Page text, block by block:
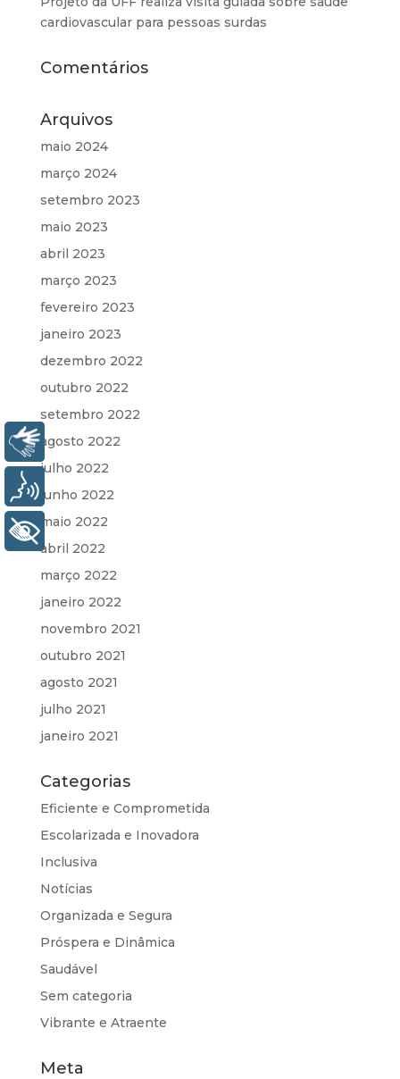
cardiovascular para pessoas surdas
Comentários
Arquivos
maio 2024
março 2024
setembro 2023
maio 2023
abril 2023
março 2023
fevereiro 2023
janeiro 2023
dezembro 2022
outubro 2022
setembro 2022
agosto 2022
julho 2022
junho 2022
maio 2022
abril 2022
março 2022
janeiro 2022
novembro 2021
outubro 2021
agosto 2021
julho 2021
janeiro 2021
Categorias
Eficiente e Comprometida
Escolarizada e Inovadora
Inclusiva
Notícias
Organizada e Segura
Próspera e Dinâmica
Saudável
Sem categoria
Vibrante e Atraente
Meta
Libras
Voz
+ Acessibilidade